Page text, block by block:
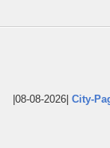
|08-08-2026| City-